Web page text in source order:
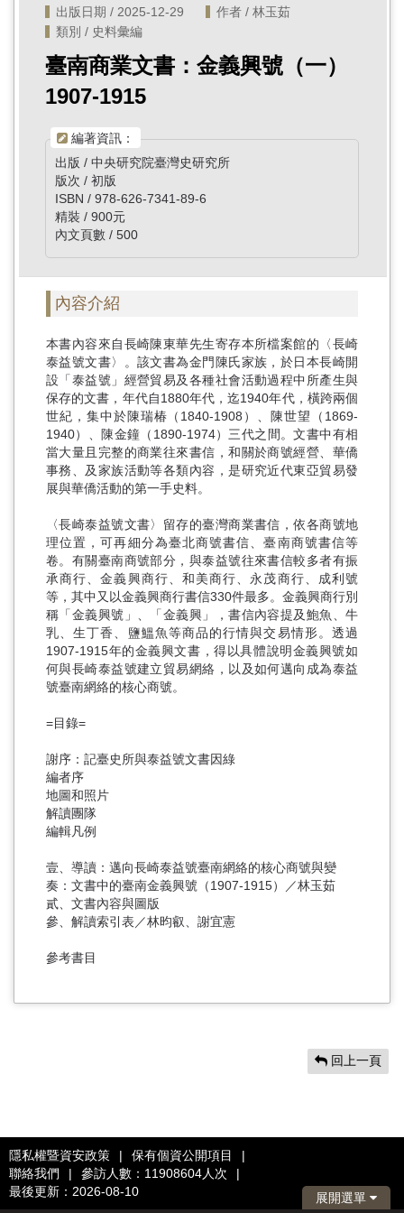
出版日期 / 2025-12-29
作者 / 林玉茹
類別 / 史料彙編
臺南商業文書：金義興號（一）
1907-1915
編著資訊：
出版 / 中央研究院臺灣史研究所
版次 / 初版
ISBN / 978-626-7341-89-6
精裝 / 900元
內文頁數 / 500
內容介紹
本書內容來自長崎陳東華先生寄存本所檔案館的〈長崎
泰益號文書〉。該文書為金門陳氏家族，於日本長崎開
設「泰益號」經營貿易及各種社會活動過程中所產生與
保存的文書，年代自1880年代，迄1940年代，橫跨兩個
世紀，集中於陳瑞椿（1840-1908）、陳世望（1869-
1940）、陳金鐘（1890-1974）三代之間。文書中有相
當大量且完整的商業往來書信，和關於商號經營、華僑
事務、及家族活動等各類內容，是研究近代東亞貿易發
展與華僑活動的第一手史料。
〈長崎泰益號文書〉留存的臺灣商業書信，依各商號地
理位置，可再細分為臺北商號書信、臺南商號書信等
卷。有關臺南商號部分，與泰益號往來書信較多者有振
承商行、金義興商行、和美商行、永茂商行、成利號
等，其中又以金義興商行書信330件最多。金義興商行別
稱「金義興號」、「金義興」，書信內容提及鮑魚、牛
乳、生丁香、鹽鰮魚等商品的行情與交易情形。透過
1907-1915年的金義興文書，得以具體說明金義興號如
何與長崎泰益號建立貿易網絡，以及如何邁向成為泰益
號臺南網絡的核心商號。
=目錄=
謝序：記臺史所與泰益號文書因綠
編者序
地圖和照片
解讀團隊
編輯凡例
壹、導讀：邁向長崎泰益號臺南網絡的核心商號與變
奏：文書中的臺南金義興號（1907-1915）／林玉茹
貳、文書內容與圖版
參、解讀索引表／林昀叡、謝宜憲
參考書目
回上一頁
隱私權暨資安政策 | 保有個資公開項目
|
聯絡我們
| 參訪人數：11908604人次
|
最後更新：2026-08-10
展開選單